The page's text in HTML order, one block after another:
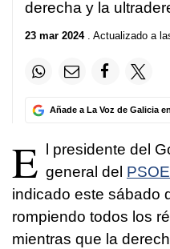
derecha y la
23 mar 2024. Actualizado a
Añade a La Voz de Galicia
E
l presidente del
general del PSOE
indicado este sábado
rompiendo todos los
mientras que la